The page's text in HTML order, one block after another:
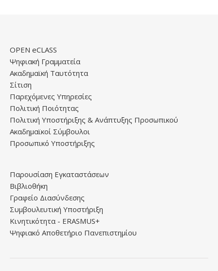
OPEN eCLASS
Ψηφιακή Γραμματεία
Ακαδημαϊκή Ταυτότητα
Σίτιση
Παρεχόμενες Υπηρεσίες
Πολιτική Ποιότητας
Πολιτική Υποστήριξης & Ανάπτυξης Προσωπικού
Ακαδημαϊκοί Σύμβουλοι
Προσωπικό Υποστήριξης
Παρουσίαση Εγκαταστάσεων
Βιβλιοθήκη
Γραφείο Διασύνδεσης
Συμβουλευτική Υποστήριξη
Κινητικότητα - ERASMUS+
Ψηφιακό Αποθετήριο Πανεπιστημίου